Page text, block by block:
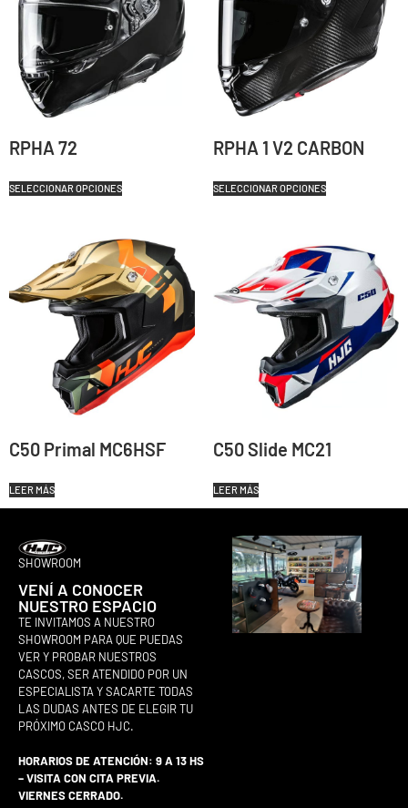
RPHA 72
SELECCIONAR OPCIONES
RPHA 1 V2 CARBON
SELECCIONAR OPCIONES
C50 Primal MC6HSF
LEER MÁS
C50 Slide MC21
LEER MÁS
SHOWROOM
VENÍ A CONOCER
NUESTRO ESPACIO
TE INVITAMOS A NUESTRO
SHOWROOM PARA QUE PUEDAS
VER Y PROBAR NUESTROS
CASCOS, SER ATENDIDO POR UN
ESPECIALISTA Y SACARTE TODAS
LAS DUDAS ANTES DE ELEGIR TU
PRÓXIMO CASCO HJC.
HORARIOS DE ATENCIÓN: 9 A 13 HS
– VISITA CON CITA PREVIA.
VIERNES CERRADO.